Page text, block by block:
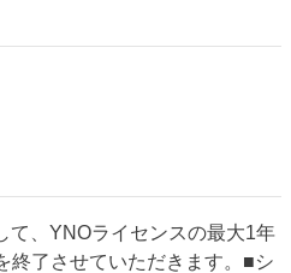
、YNOライセンスの最大1年
終了させていただきます。■シ